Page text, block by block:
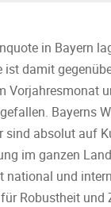
in Bayern
ist damit
Vorjahresmonat
Bayerns
sind absolut auf
im ganzen
national und
Robustheit